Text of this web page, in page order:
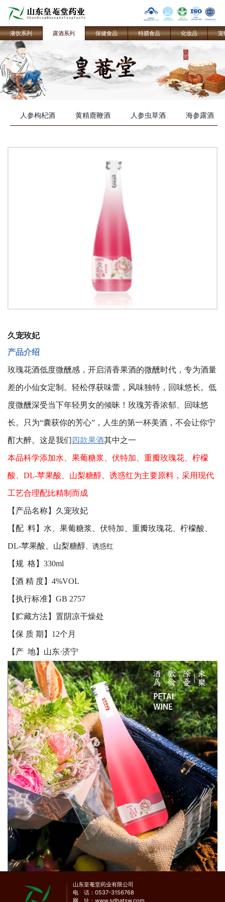
液饮系列 露酒系列 保健食品 特膳食品 化妆品 宠
人参枸杞酒 黄精鹿鞭酒 人参虫草酒 海参露酒
久宠玫妃
产品介绍
玫瑰花酒低度微醺感，开启清香果酒的微醺时代，专为酒量
差的小仙女定制。轻松俘获味蕾，风味独特，回味悠长。低
度微醺深受当下年轻男女的倾昧！玫瑰芳香浓郁、回味悠
长。只为“囊获你的芳心”，人生的第一杯美酒，不会让你宁
酊大醉。这是我们 四款果酒其中之一
本品科学添加水、果葡糖浆、伏特加、重瓣玫瑰花、柠檬
酸、DL-苹果酸、山梨糖醇、诱惑红为主要原料，采用现代
工艺合理配比精制而成
【产品名称】久宠玫妃
【配 料】水、果葡糖浆、伏特加、重瓣玫瑰花、柠檬酸、
DL-苹果酸、山梨糖醇、诱惑红
【规 格】330ml
【酒 精 度】4%VOL
【执行标准】GB 2757
【贮藏方法】置阴凉干燥处
【保 质 期】12个月
【产 地】山东·济宁
山东皇菴堂药业有限公司
电 话：0537-3156768
网 址： www.sdhatsw.com